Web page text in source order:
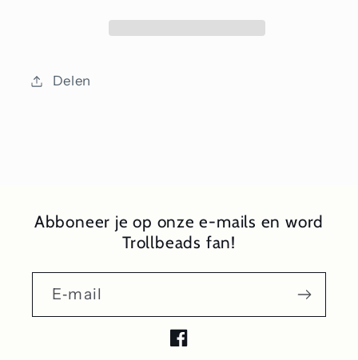
Delen
Abboneer je op onze e-mails en word
Trollbeads fan!
E‑mail
Facebook